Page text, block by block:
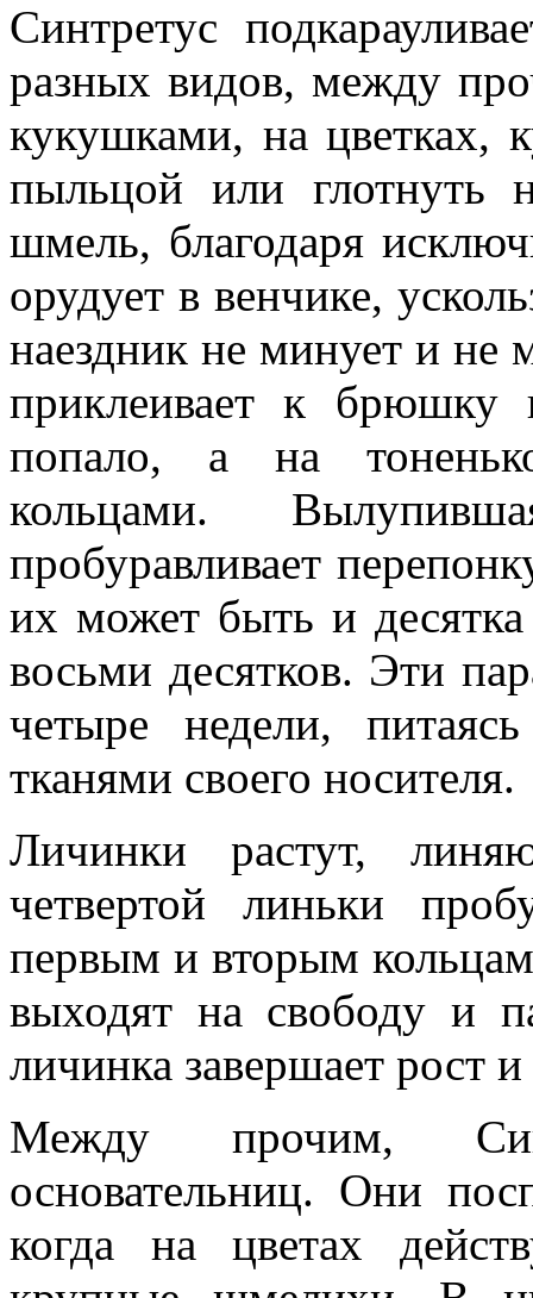
Синтретус
разных видов, между
кукушками, на цветках,
пыльцой или глотнуть
шмель, благодаря
орудует в венчике,
наездник не минует и не
приклеивает к
попало, а на
кольцами.
пробуравливает
их может быть и
восьми десятков. Эти
четыре недели,
тканями своего носителя.
Личинки растут,
четвертой линьки
первым и вторым
выходят на свободу и
личинка завершает рост и
Между прочим,
основательниц. Они
когда на цветах